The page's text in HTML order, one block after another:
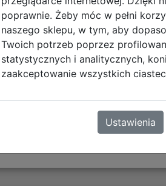
poprawnie. Żeby móc w pełni
naszego sklepu, w tym, aby
Twoich potrzeb poprzez
statystycznych i analitycznych,
zaakceptowanie wszystkich
Ustawienia